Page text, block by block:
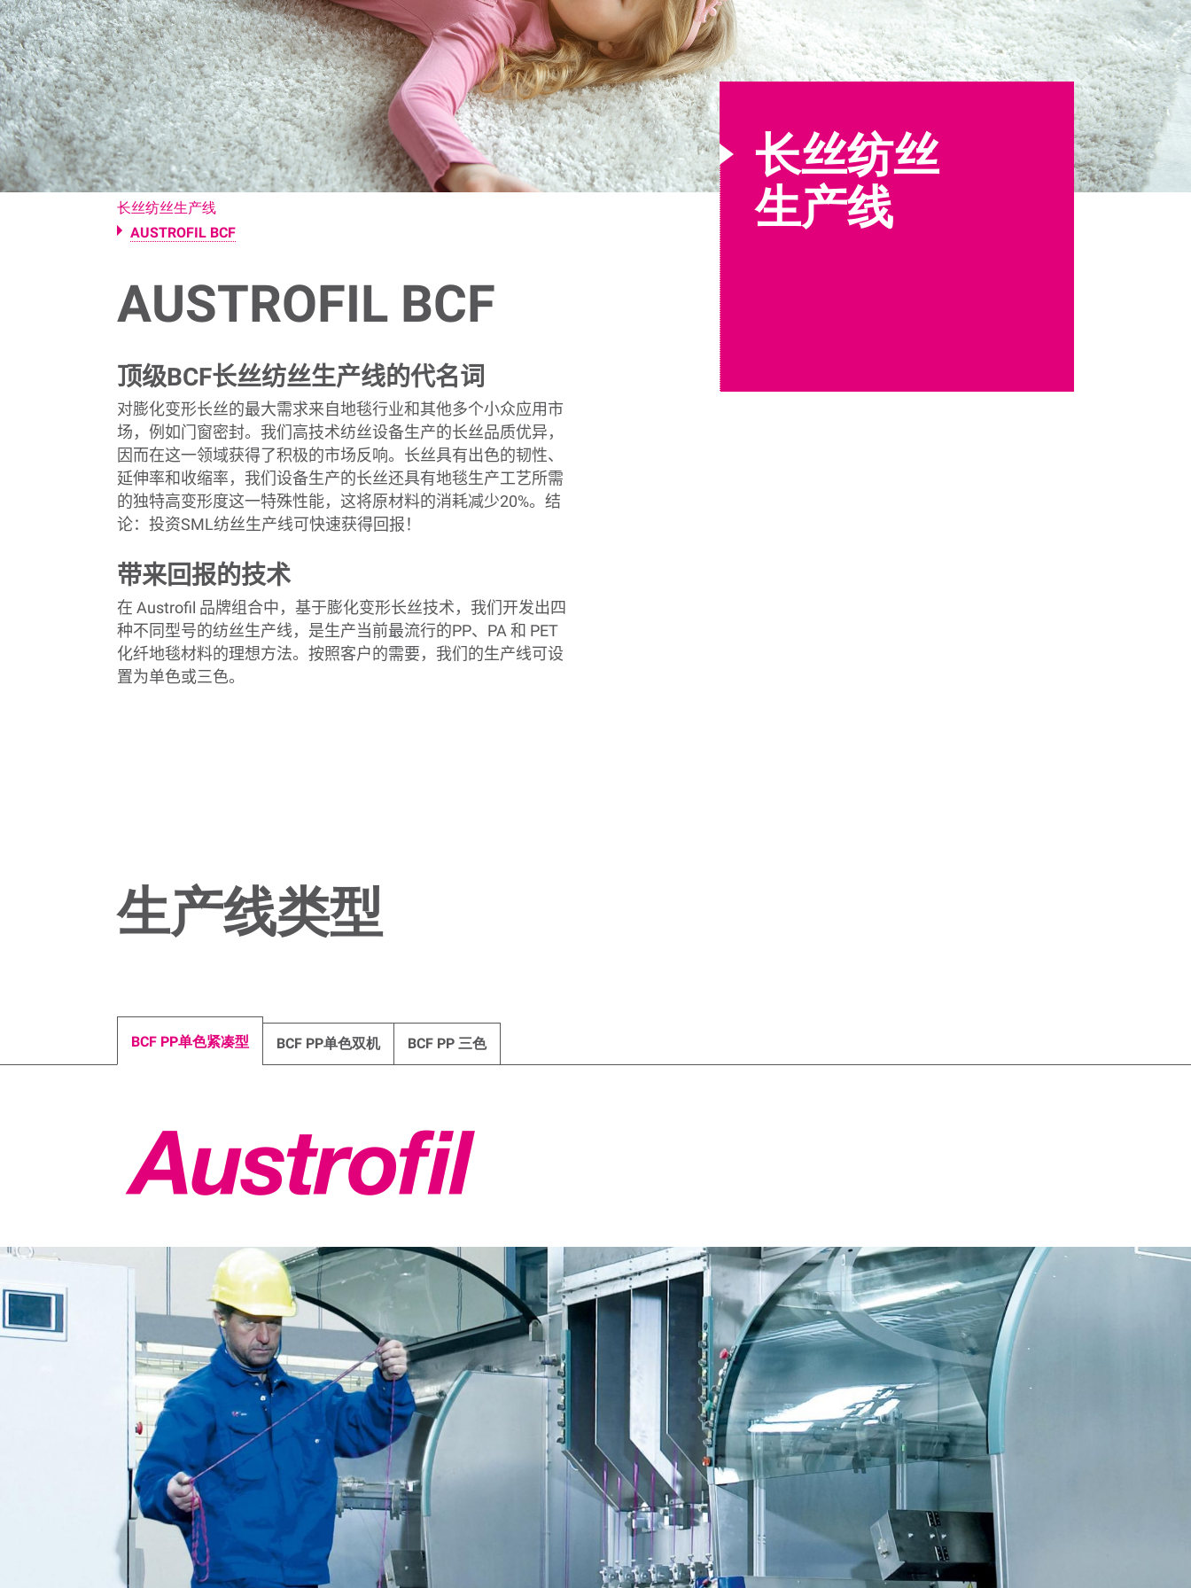
长丝纺丝
生产线
长丝纺丝生产线
AUSTROFIL BCF
AUSTROFIL BCF
顶级BCF长丝纺丝生产线的代名词
对膨化变形长丝的最大需求来自地毯行业和其他多个小众应用市
场，例如门窗密封。我们高技术纺丝设备生产的长丝品质优异，
因而在这一领域获得了积极的市场反响。长丝具有出色的韧性、
延伸率和收缩率，我们设备生产的长丝还具有地毯生产工艺所需
的独特高变形度这一特殊性能，这将原材料的消耗减少20%。结
论：投资SML纺丝生产线可快速获得回报！
带来回报的技术
在 Austrofil 品牌组合中，基于膨化变形长丝技术，我们开发出四
种不同型号的纺丝生产线，是生产当前最流行的PP、 PA 和 PET
化纤地毯材料的理想方法。按照客户的需要，我们的生产线可设
置为单色或三色。
生产线类型
BCF PP单色紧凑型 BCF PP单色双机 BCF PP 三色